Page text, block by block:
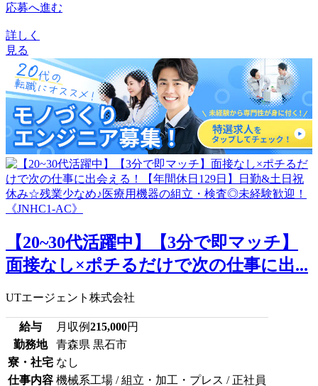
応募へ進む
詳しく
見る
【20~30代活躍中】【3分で即マッチ】
面接なし×ポチるだけで次の仕事に出...
UTエージェント株式会社
給与 月収例215,000円
勤務地
青森県 黒石市
寮・社宅 なし
仕事内容 機械系工場 / 組立・加工・プレス / 正社員